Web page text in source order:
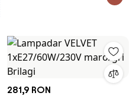
281,9 RON